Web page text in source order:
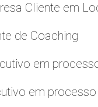
Cliente em
de Coaching
em
em